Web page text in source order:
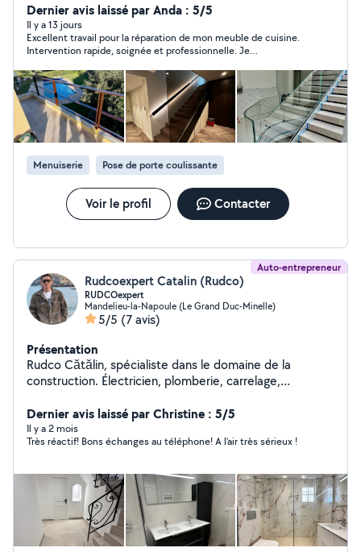
extérieur et petit bricolage. ️ Nos prestations :
Menuiserie & Fermetures : Pose de portes, fenêtres,
pergolas et escaliers Aménagement : Montage de tous
types de meubles et structures Métallerie : Pose
d'ouvrages métalliques sur-mesure Bricolage & Fixations
: Fixations lourdes sur béton (miroirs grands formats,
supports TV), préparation et rattrapage de supports
Travail soigné, rigoureux et sécurisé. Respect des délais
et chantier rendu propre. N'hésitez pas à me contacter
pour discuter de votre projet et obtenir un devis rapide
!
Dernier avis laissé par Anda : 5/5
Il y a 13 jours
Excellent travail pour la réparation de mon meuble de cuisine.
Intervention rapide, soignée et professionnelle. Je
Menuiserie Pose de porte coulissante
Voir le profil Contacter
Auto-entrepreneur
Rudcoexpert Catalin (Rudco)
RUDCOexpert
Mandelieu-la-Napoule (Le Grand Duc-Minelle)
5/5 (7 avis)
Présentation
Rudco Cătălin, spécialiste dans le domaine de la
construction. Électricien, plomberie, carrelage,
Dernier avis laissé par Christine : 5/5
Il y a 2 mois
Très réactif! Bons échanges au téléphone! A l’air très sérieux !